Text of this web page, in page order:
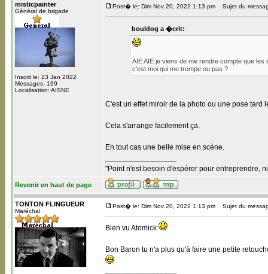
misticpainter
Général de brigade
Inscrit le: 23 Jan 2022
Messages: 199
Localisation: AISNE
Post� le: Dim Nov 20, 2022 1:13 pm Sujet du
bouldog a �crit:
AIE AIE je viens de me rendre compte que
c'est moi qui me trompe ou pas ?
C'est un effet miroir de la photo ou une pose tard
Cela s'arrange facilement ça.
En tout cas une belle mise en scène.
"Point n'est besoin d'espérer pour entreprendre,
Revenir en haut de page
TONTON FLINGUEUR
Maréchal
Post� le: Dim Nov 20, 2022 1:13 pm Sujet du
Bien vu Atomick
Bon Baron tu n'a plus qu'à faire une petite